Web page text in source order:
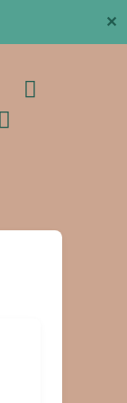
✕
I
i
k